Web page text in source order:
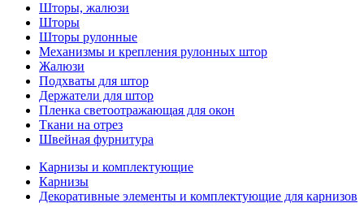
Шторы, жалюзи
Шторы
Шторы рулонные
Механизмы и крепления рулонных штор
Жалюзи
Подхваты для штор
Держатели для штор
Пленка светоотражающая для окон
Ткани на отрез
Швейная фурнитура
Карнизы и комплектующие
Карнизы
Декоративные элементы и комплектующие для карнизов